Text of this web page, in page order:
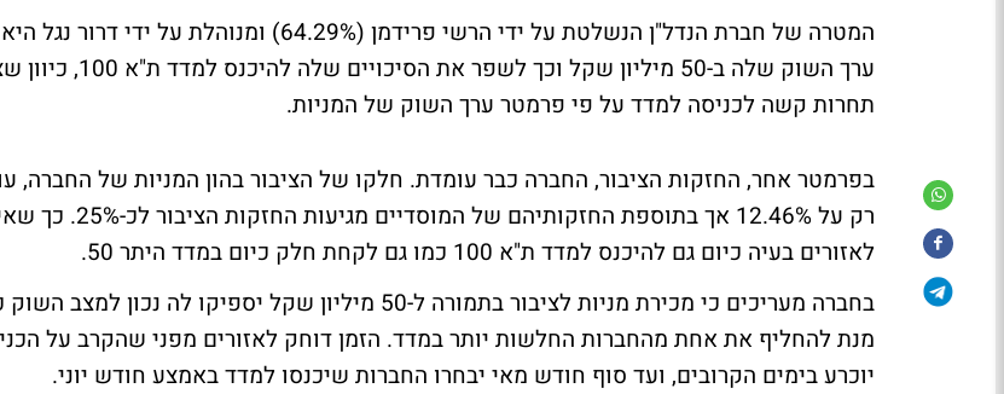
המטרה של חברת הנדל"ן הנשלטת על ידי הרשי פרידמן (64.29%) ומנוהלת על ידי
ערך השוק שלה ב-50 מיליון שקל וכך לשפר את
תחרות קשה לכניסה למדד על פי פרמטר ערך השוק של המניות.
בפרמטר אחר, החזקות הציבור, החברה כבר עומדת. חלקו של הציבור בהון המניות של החברה,
רק על 12.46% אך בתוספת החזקותיהם של המוסדיים מגיעות החזקות
לאזורים בעיה כיום גם להיכנס למדד ת"א 100 כמו גם לקחת חלק כיום במדד היתר 50.
בחברה מעריכים כי מכירת מניות לציבור בתמורה ל-50 מיליון שקל יספיקו לה נכון
מנת להחליף את אחת מהחברות החלשות יותר במדד. הזמן דוחק לאזורים מפני שהקרב על
יוכרע בימים הקרובים, ועד סוף חודש מאי יבחרו החברות שיכנסו למדד באמצע חודש יוני.